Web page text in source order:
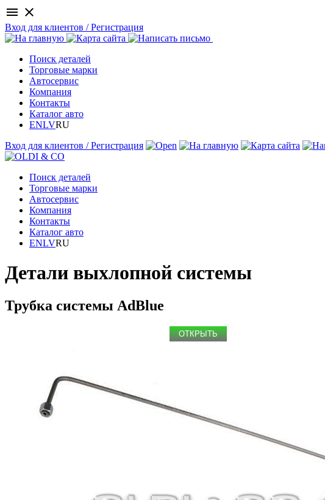
menu close
Вход для клиентов / Регистрация
Поиск деталей
Торговые марки
Автосервис
Компания
Контакты
Каталог авто
ENLVRU
Вход для клиентов / Регистрация
Поиск деталей
Торговые марки
Автосервис
Компания
Контакты
Каталог авто
ENLVRU
Детали выхлопной системы
Трубка системы AdBlue
ОТКРЫТЬ